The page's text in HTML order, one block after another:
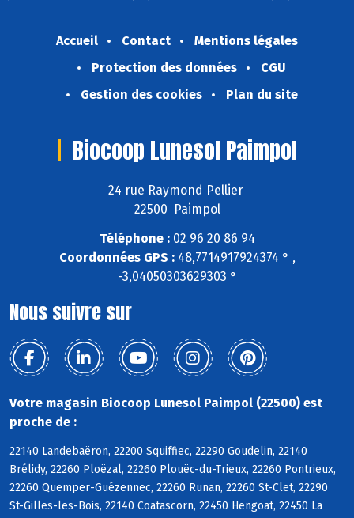
Accueil Contact
Mentions légales
Protection des données
CGU
Gestion des cookies
Plan du site
Biocoop Lunesol Paimpol
24 rue Raymond Pellier
22500 Paimpol
Téléphone :02 96 20 86 94
Coordonnées GPS :48,7714917924374 ° ,
-3,04050303629303 °
Nous suivre sur
Votre magasin Biocoop Lunesol Paimpol (22500) est
proche de :
22140 Landebaëron, 22200 Squiffiec, 22290 Goudelin, 22140
Brélidy, 22260 Ploëzal, 22260 Plouëc-du-Trieux, 22260 Pontrieux,
22260 Quemper-Guézennec, 22260 Runan, 22260 St-Clet, 22290
St-Gilles-les-Bois, 22140 Coatascorn, 22450 Hengoat, 22450 La